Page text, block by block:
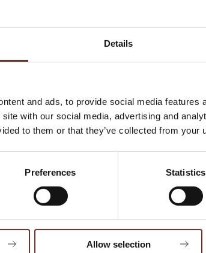
Details
and ads, to provide social media features
with our social media, advertising and
to them or that they’ve collected from your
Preferences Statistics
Allow selection
de...